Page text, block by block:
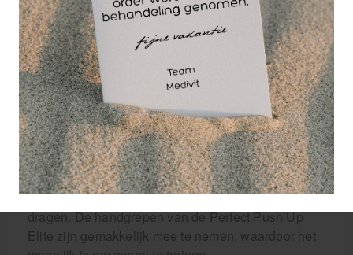
onnatuurlijke, rechte houding gedwongen. De
Perfect Push Up Elite kan een draaiende beweging
maken en zorgt ervoor dat de armen en polsen op
een natuurlijke manier kunnen bewegen. De
handgrepen zijn zo gemaakt dat ze met de
onderzijde stevig op de grond vastgezet kunnen
worden. Ze zullen niet gaan schuiven, wat de
oefeningen ten goede komt. De handgrepen van de
Perfect Push Up Elite zijn voorzien van stalen
kogellagers, waardoor ze soepel draaien. Ze wegen
niet veel, maar kunnen wel een groot gewicht
dragen. De handgrepen van de Perfect Push Up
Elite zijn gemakkelijk mee te nemen, waardoor het